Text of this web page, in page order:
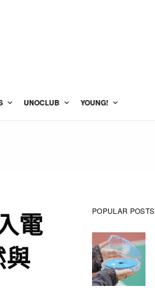
UNOCLUB YOUNG!
電
POPULAR POSTS